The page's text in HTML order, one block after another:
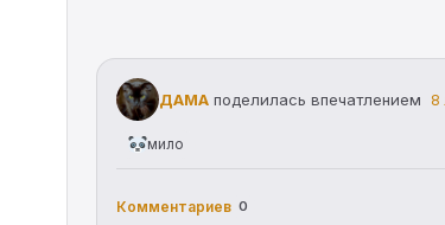
ДАМА поделилась впечатлением 8
мило
Комментариев 0